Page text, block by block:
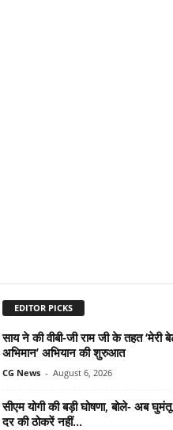
EDITOR PICKS
साय ने की वीबी-जी राम जी के तहत ‘मेरी
अभिमान’ अभियान की शुरुआत
CG News - August 6, 2026
सीएम योगी की बड़ी घोषणा, बोले- अब
दर की ठोकरें नहीं...